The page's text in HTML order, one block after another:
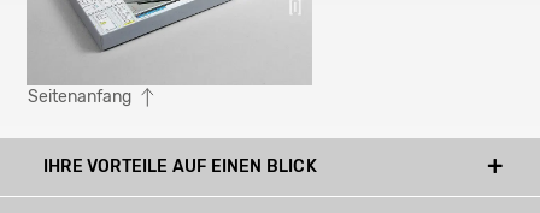
Seitenanfang
IHRE VORTEILE AUF EINEN BLICK